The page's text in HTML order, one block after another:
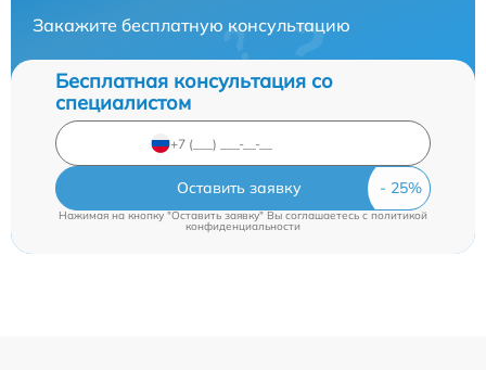
Закажите бесплатную консультацию
Бесплатная консультация со
специалистом
Оставить заявку
Нажимая на кнопку "Оставить заявку" Вы соглашаетесь c политикой
конфиденциальности